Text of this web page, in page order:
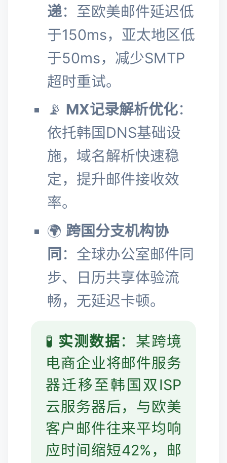
递：至欧美邮件延迟低
于150ms，亚太地区低
于50ms，减少SMTP
超时重试。
📡 MX记录解析优化：
依托韩国DNS基础设
施，域名解析快速稳
定，提升邮件接收效
率。
🌍 跨国分支机构协
同：全球办公室邮件同
步、日历共享体验流
畅，无延迟卡顿。
🧪 实测数据：某跨境
电商企业将邮件服务
器迁移至韩国双ISP
云服务器后，与欧美
客户邮件往来平均响
应时间缩短42%，邮